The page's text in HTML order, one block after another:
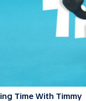
Time With Timmy